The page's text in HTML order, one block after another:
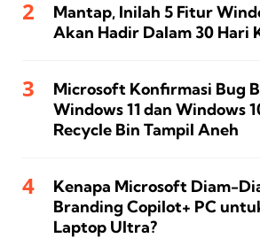
Mantap, Inilah 5 Fitur
Akan Hadir Dalam 30 Hari
Microsoft Konfirmasi Bug
Windows 11 dan Windows
Recycle Bin Tampil Aneh
Kenapa Microsoft Diam-
Branding Copilot+ PC
Laptop Ultra?